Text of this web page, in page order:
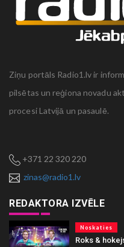
Ziņu portāls Radio1.lv ir
pilsētas un reģiona novadu
procesi Latvijā un pasaulē.
+371 22 320 220
zinas@radio1.lv
REDAKTORA IZVĒLE
Noskaties
Roks &